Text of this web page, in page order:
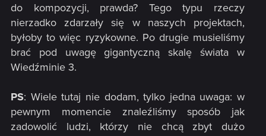
do kompozycji, prawda? Tego typu rzeczy
nierzadko zdarzały się w naszych projektach,
byłoby to więc ryzykowne. Po drugie musieliśmy
brać pod uwagę gigantyczną skalę świata w
Wiedźminie 3.
PS: Wiele tutaj nie dodam, tylko jedna uwaga: w
pewnym momencie znaleźliśmy sposób jak
zadowolić ludzi, którzy nie chcą zbyt dużo